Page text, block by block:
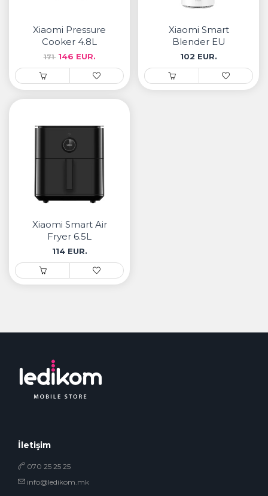
Xiaomi Pressure
Cooker 4.8L
171 146 EUR.
Xiaomi Smart
Blender EU
102 EUR.
Xiaomi Smart Air
Fryer 6.5L
114 EUR.
İletişim
070 25 25 25
info@ledikom.mk